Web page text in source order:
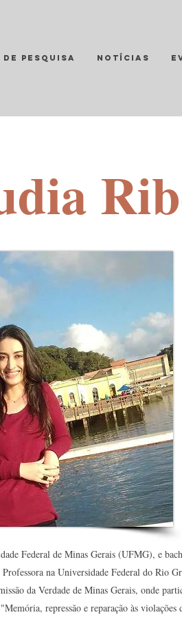
de Pesquisa Notícias
Federal de Minas Gerais (UFMG), e
na Universidade Federal do Rio
da Verdade de Minas Gerais, onde
repressão e reparação às violações